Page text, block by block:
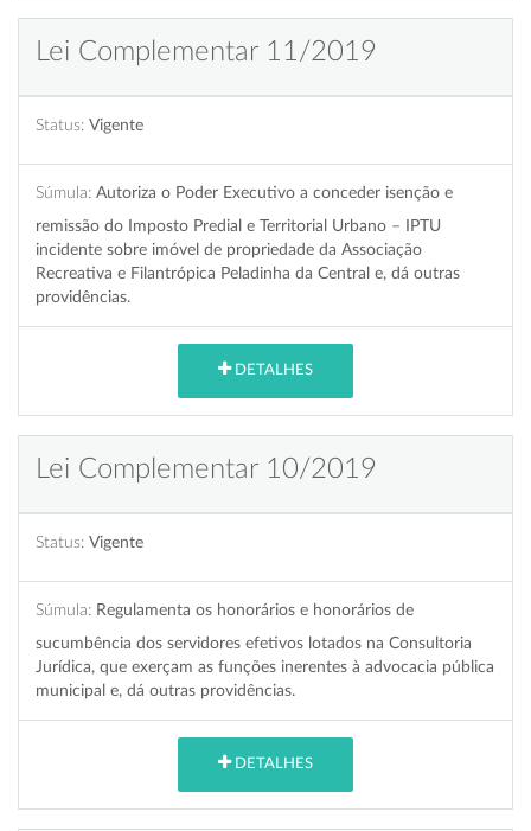
Lei Complementar 11/2019
Status: Vigente
Súmula: Autoriza o Poder Executivo a conceder isenção e
remissão do Imposto Predial e Territorial Urbano – IPTU
incidente sobre imóvel de propriedade da Associação
Recreativa e Filantrópica Peladinha da Central e, dá outras
providências.
DETALHES
Lei Complementar 10/2019
Status: Vigente
Súmula: Regulamenta os honorários e honorários de
sucumbência dos servidores efetivos lotados na Consultoria
Jurídica, que exerçam as funções inerentes à advocacia pública
municipal e, dá outras providências.
DETALHES